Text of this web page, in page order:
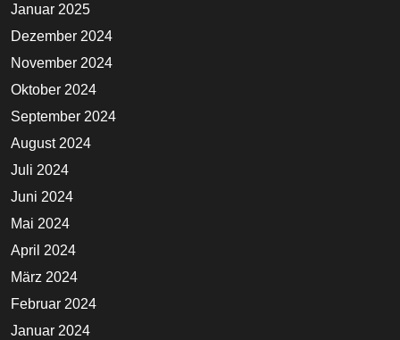
Januar 2025
Dezember 2024
November 2024
Oktober 2024
September 2024
August 2024
Juli 2024
Juni 2024
Mai 2024
April 2024
März 2024
Februar 2024
Januar 2024